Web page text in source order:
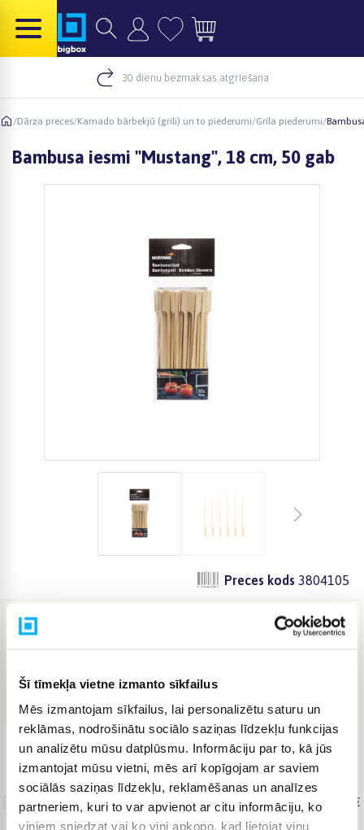
Šī tīmekļa vietne izmanto sīkfailus
Mēs izmantojam sīkfailus, lai personalizētu saturu un
reklāmas, nodrošinātu sociālo saziņas līdzekļu funkcijas
un analizētu mūsu datplūsmu. Informāciju par to, kā jūs
izmantojat mūsu vietni, mēs arī kopīgojam ar saviem
sociālās saziņas līdzekļu, reklamēšanas un analīzes
partneriem, kuri to var apvienot ar citu informāciju, ko
viņiem sniedzat vai ko viņi apkopo, kad lietojat viņu
30 dienu bezmaksas atgriešana
/Dārza preces/Kamado bārbekjū (grili) un to piederumi/Grila piederumi/
Bambusa iesmi "Mustang", 18 cm, 50 gab
Preces kods 3804105
2,99 €
IELIKT GROZĀ
Piegāde: Jautājiet
Uznešanas/izkraušanas
pakalpojums
19,99 €